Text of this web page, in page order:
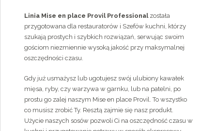
Linia Mise en place Provil Professionalzostała
przygotowana dla restauratorów i Szefów kuchni, którzy
szukają prostych i szybkich rozwiązań, serwując swoim
gościom niezmiennie wysoką jakość przy maksymalnej
oszczędności czasu.
Gdy już usmażysz lub ugotujesz swój ulubiony kawałek
mięsa, ryby, czy warzywa w garnku, lub na patelni, po
prostu go zalej naszym Mise en place Provil. To wszystko
co musisz zrobić Ty. Resztą zajmie się nasz produkt.
Użycie naszych sosów pozwoli Ci na oszczędność czasu w